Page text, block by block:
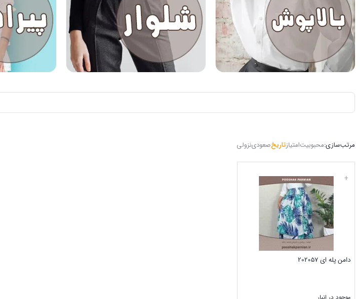
مرتب‌سازی:محبوبیتامتیازتاریخصعودینزولی
دامن پله ای 202057
+